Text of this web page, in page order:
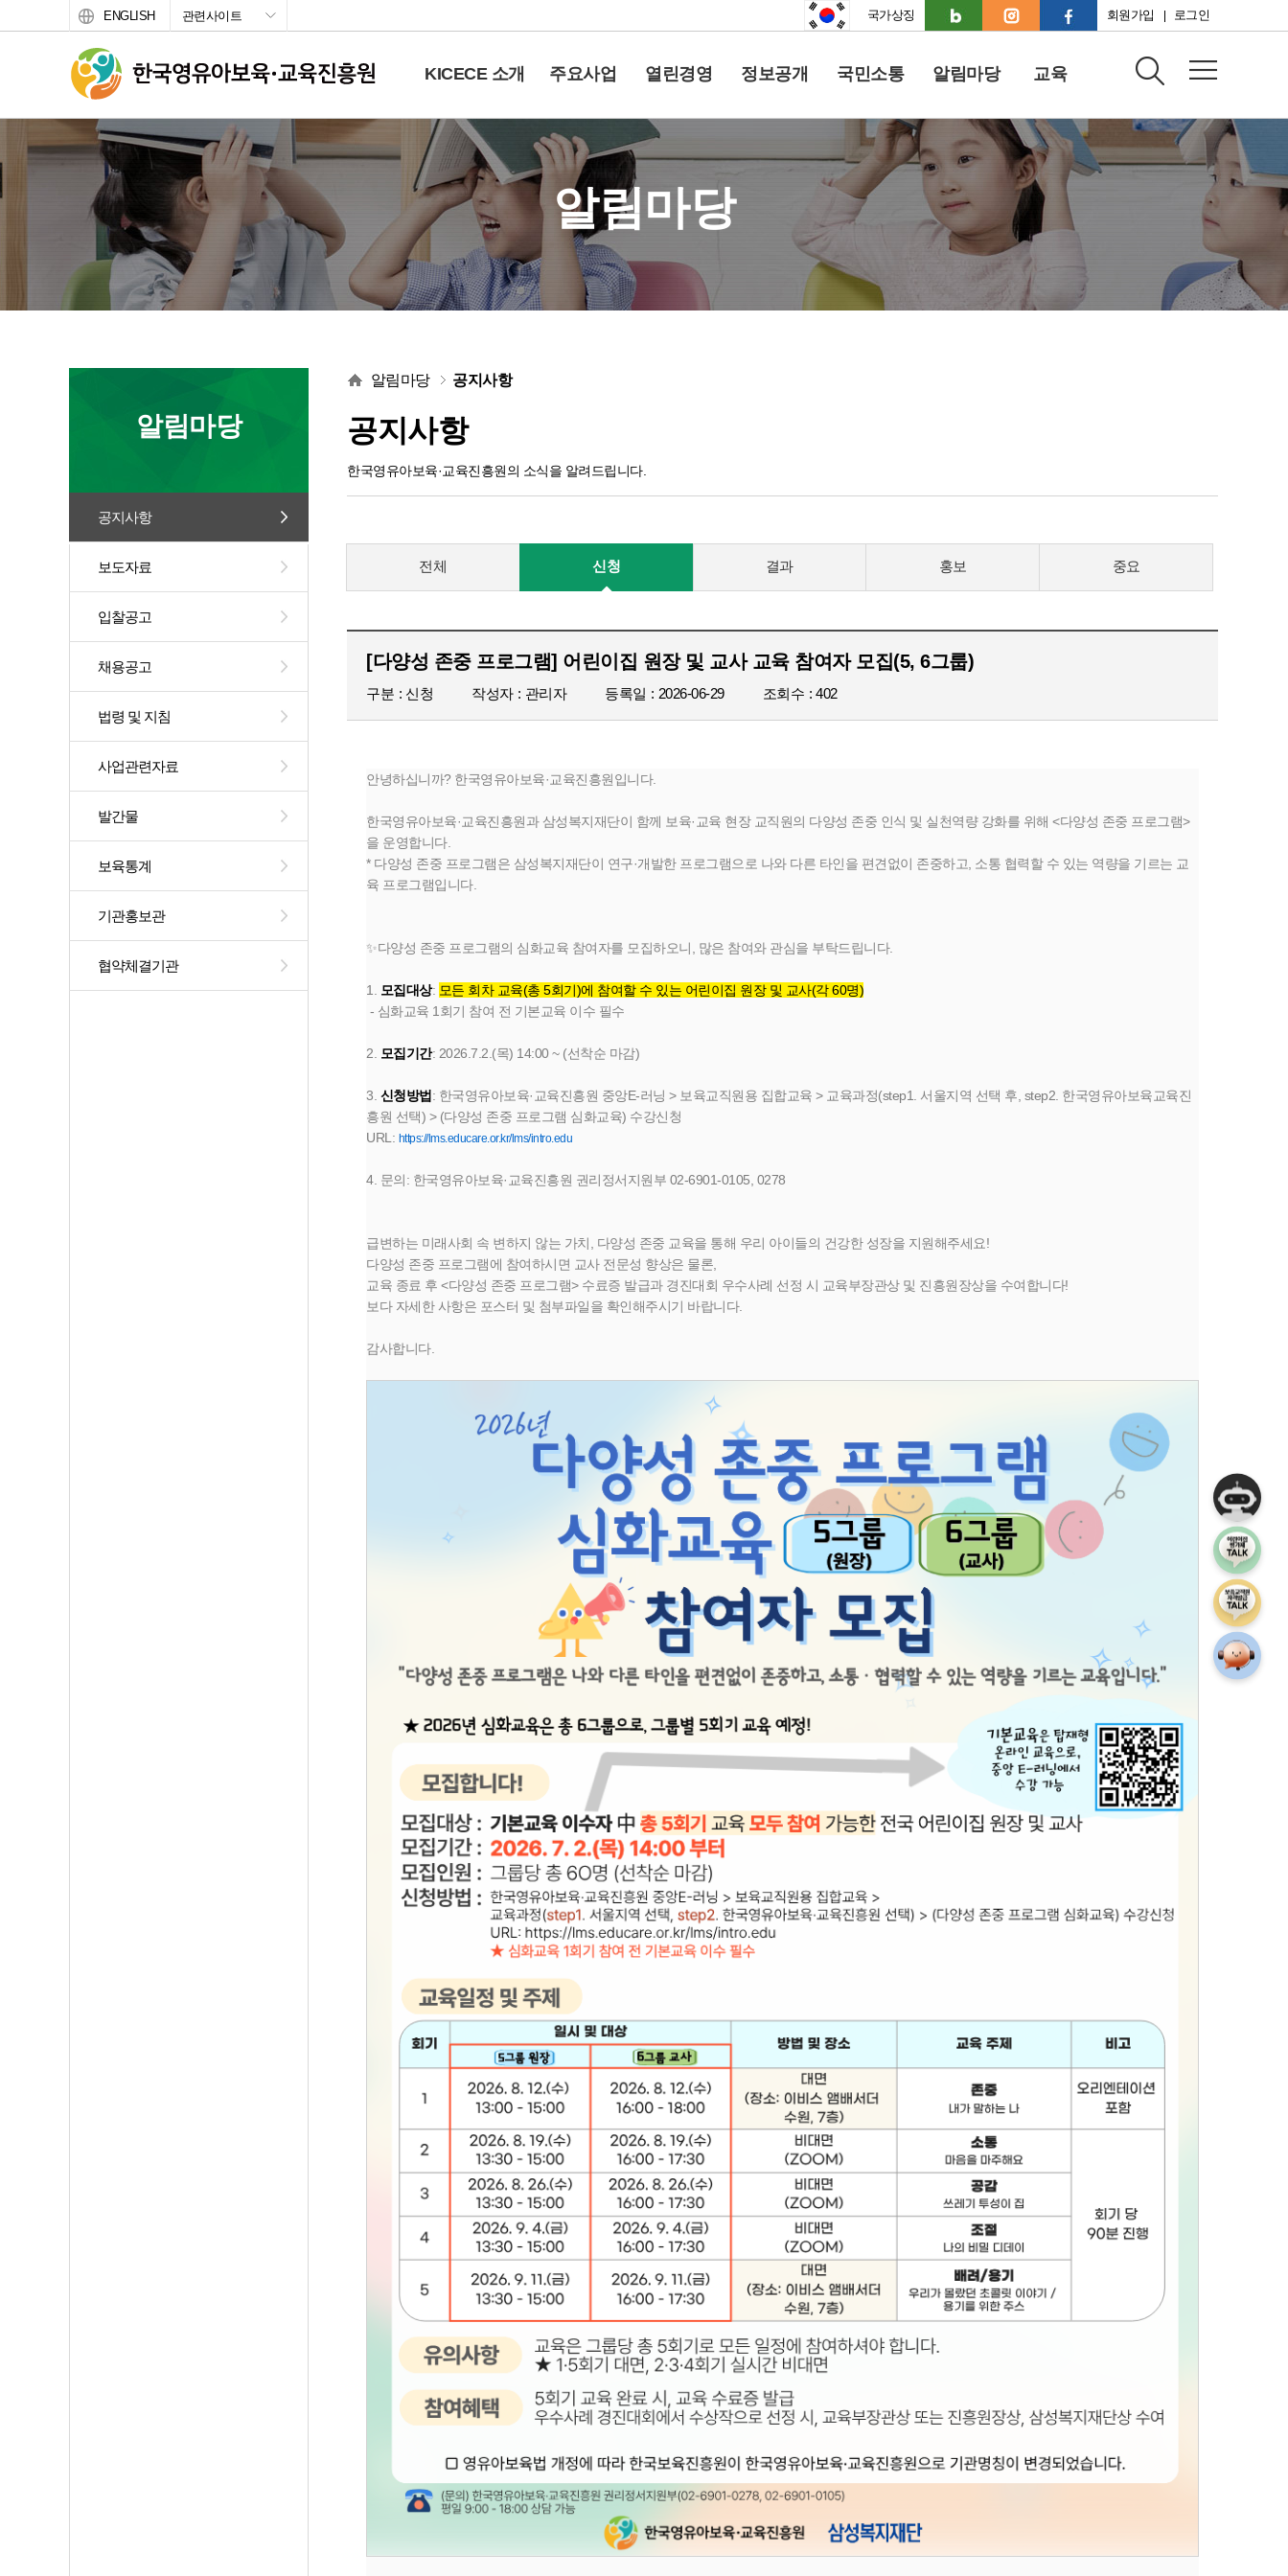
ENGLISH 관련사이트 국가상징 회원가입 로그인
KICECE 소개 주요사업 열린경영 정보공개 국민소통 알림마당 교육
챗봇상담
어린이집 평
보육교직원
상담안내게
알림마당
서브 메뉴
알림마당
공지사항
보도자료
입찰공고
채용공고
법령 및 지침
사업관련자료
발간물
보육통계
기관홍보관
협약체결기관
알림마당 공지사항
공지사항
한국영유아보육·교육진흥원의 소식을 알려드립니다.
전체 신청 결과 홍보 중요
[다양성 존중 프로그램] 어린이집 원장 및 교사 교육 참여자 모집(5, 6그룹)
구분 신청 작성자 관리자 등록일 2026-06-29 조회수 402
안녕하십니까? 한국영유아보육·교육진흥원입니다.
한국영유아보육·교육진흥원과 삼성복지재단이 함께 보육·교육 현장 교직원의 다양성 존중 인식 및 실천역량 강화를 위해 <다양성 존중 프로그램>
을 운영합니다.
* 다양성 존중 프로그램은 삼성복지재단이 연구·개발한 프로그램으로 나와 다른 타인을 편견없이 존중하고, 소통 협력할 수 있는 역량을 기르는 교
육 프로그램입니다.
✨다양성 존중 프로그램의 심화교육 참여자를 모집하오니, 많은 참여와 관심을 부탁드립니다.
1. 모집대상: 모든 회차 교육(총 5회기)에 참여할 수 있는 어린이집 원장 및 교사(각 60명)
- 심화교육 1회기 참여 전 기본교육 이수 필수
2. 모집기간: 2026.7.2.(목) 14:00 ~ (선착순 마감)
3. 신청방법 : 한국영유아보육·교육진흥원 중앙E-러닝 > 보육교직원용 집합교육 > 교육과정(step1. 서울지역 선택 후, step2. 한국영유아보육교육진
흥원 선택) > (다양성 존중 프로그램 심화교육) 수강신청
URL: https://lms.educare.or.kr/lms/intro.edu
4. 문의: 한국영유아보육·교육진흥원 권리정서지원부 02-6901-0105, 0278
급변하는 미래사회 속 변하지 않는 가치, 다양성 존중 교육을 통해 우리 아이들의 건강한 성장을 지원해주세요!
다양성 존중 프로그램에 참여하시면 교사 전문성 향상은 물론,
교육 종료 후 <다양성 존중 프로그램> 수료증 발급과 경진대회 우수사례 선정 시 교육부장관상 및 진흥원장상을 수여합니다!
보다 자세한 사항은 포스터 및 첨부파일을 확인해주시기 바랍니다.
감사합니다.